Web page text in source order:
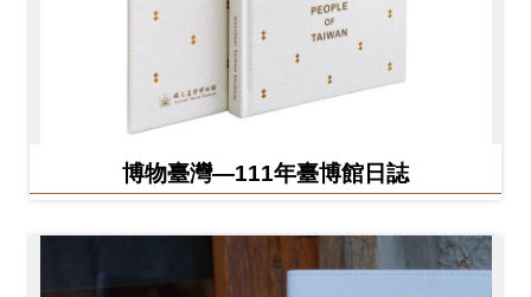
博物臺灣—111年臺博館日誌